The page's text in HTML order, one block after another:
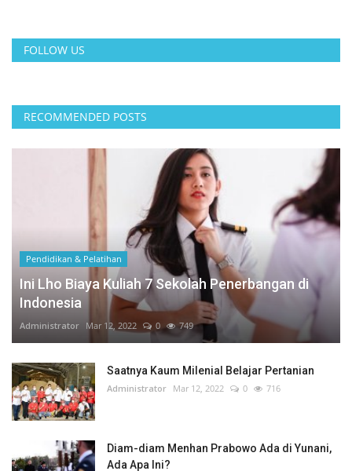
FOLLOW US
RECOMMENDED POSTS
Pendidikan & Pelatihan
Ini Lho Biaya Kuliah 7 Sekolah Penerbangan di
Indonesia
Administrator Mar 12, 2022 0 749
Saatnya Kaum Milenial Belajar Pertanian
Administrator Mar 12, 2022 0 716
Diam-diam Menhan Prabowo Ada di Yunani,
Ada Apa Ini?